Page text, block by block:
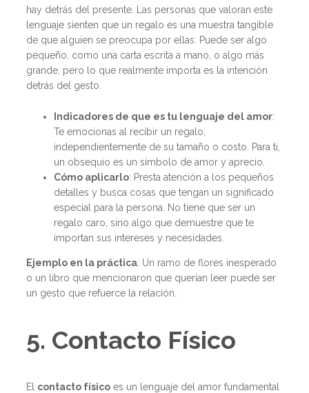
hay detrás del presente. Las personas que valoran este
lenguaje sienten que un regalo es una muestra tangible
de que alguien se preocupa por ellas. Puede ser algo
pequeño, como una carta escrita a mano, o algo más
grande, pero lo que realmente importa es la intención
detrás del gesto.
Indicadores de que es tu lenguaje del amor:
Te emocionas al recibir un regalo,
independientemente de su tamaño o costo. Para ti,
un obsequio es un símbolo de amor y aprecio.
Cómo aplicarlo: Presta atención a los pequeños
detalles y busca cosas que tengan un significado
especial para la persona. No tiene que ser un
regalo caro, sino algo que demuestre que te
importan sus intereses y necesidades.
Ejemplo en la práctica: Un ramo de flores inesperado
o un libro que mencionaron que querían leer puede ser
un gesto que refuerce la relación.
5. Contacto Físico
El contacto físico es un lenguaje del amor fundamental